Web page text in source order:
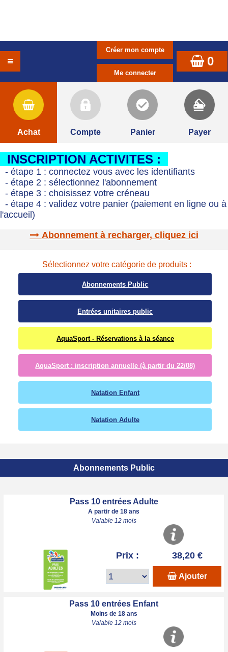
0
Achat Compte Panier Payer
INSCRIPTION ACTIVITES :
- étape 1 : connectez vous avec les identifiants
- étape 2 : sélectionnez l'abonnement
- étape 3 : choisissez votre créneau
- étape 4 : validez votre panier (paiement en ligne ou à
l'accueil)
Abonnement à recharger, cliquez ici
Sélectionnez votre catégorie de produits :
Abonnements Public
Entrées unitaires public
AquaSport - Réservations à la séance
AquaSport : inscription annuelle (à partir du 22/08)
Natation Enfant
Natation Adulte
Abonnements Public
Pass 10 entrées Adulte
A partir de 18 ans
Valable 12 mois
Prix : 38,20 €
Ajouter
Pass 10 entrées Enfant
Moins de 18 ans
Valable 12 mois